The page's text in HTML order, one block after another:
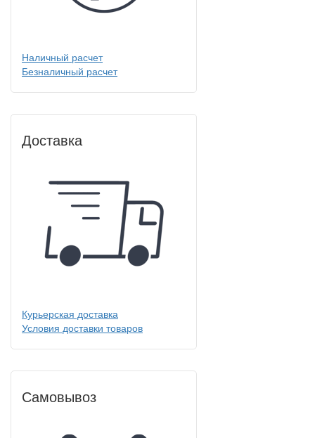
Наличный расчет
Безналичный расчет
Доставка
Курьерская доставка
Условия доставки товаров
Самовывоз